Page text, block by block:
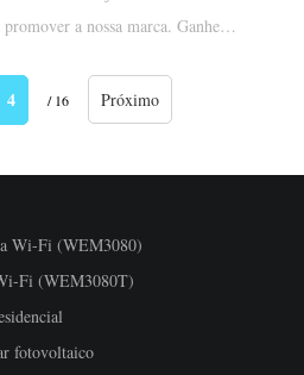
a nossa marca. Ganhe
4 / 16 Próximo
Wi-Fi (WEM3080)
Fi (WEM3080T)
fotovoltaico